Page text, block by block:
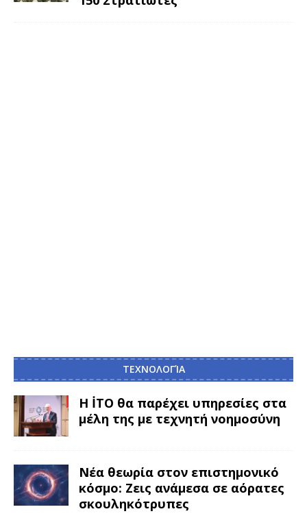
ΤΕΧΝΟΛΟΓΊΑ
Η İTO θα παρέχει υπηρεσίες στα
μέλη της με τεχνητή νοημοσύνη
Νέα θεωρία στον επιστημονικό
κόσμο: Ζεις ανάμεσα σε αόρατες
σκουληκότρυπες